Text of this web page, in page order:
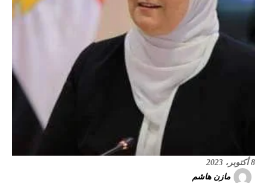
8 أكتوبر، 2023
مازن هاشم